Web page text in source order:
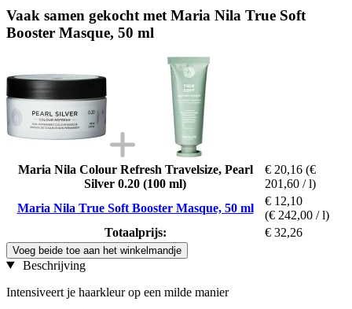
Vaak samen gekocht met Maria Nila True Soft
Booster Masque, 50 ml
Maria Nila Colour Refresh Travelsize, Pearl
Silver 0.20 (100 ml)
€ 20,16 (€
201,60 / l)
Maria Nila True Soft Booster Masque, 50 ml
€ 12,10
(€ 242,00 / l)
Totaalprijs:
€ 32,26
Voeg beide toe aan het winkelmandje
Beschrijving
Intensiveert je haarkleur op een milde manier